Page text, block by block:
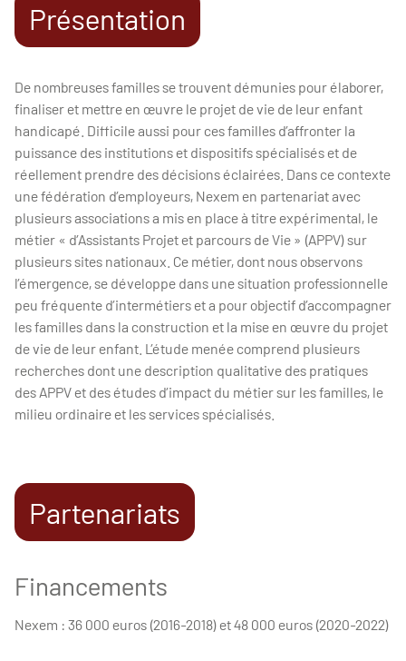
Présentation
De nombreuses familles se trouvent démunies pour élaborer,
finaliser et mettre en œuvre le projet de vie de leur enfant
handicapé. Difficile aussi pour ces familles d’affronter la
puissance des institutions et dispositifs spécialisés et de
réellement prendre des décisions éclairées. Dans ce contexte
une fédération d’employeurs, Nexem en partenariat avec
plusieurs associations a mis en place à titre expérimental, le
métier « d’Assistants Projet et parcours de Vie » (APPV) sur
plusieurs sites nationaux. Ce métier, dont nous observons
l’émergence, se développe dans une situation professionnelle
peu fréquente d’intermétiers et a pour objectif d’accompagner
les familles dans la construction et la mise en œuvre du projet
de vie de leur enfant. L’étude menée comprend plusieurs
recherches dont une description qualitative des pratiques
des APPV et des études d’impact du métier sur les familles, le
milieu ordinaire et les services spécialisés.
Partenariats
Financements
Nexem : 36 000 euros (2016-2018) et 48 000 euros (2020-2022)